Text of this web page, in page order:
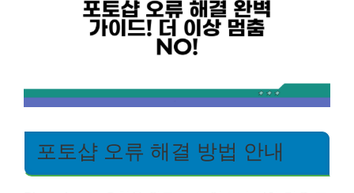
포토샵 오류 해결 방법 안내